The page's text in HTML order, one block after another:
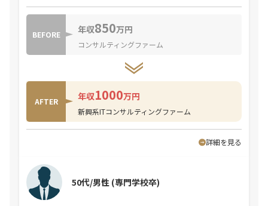
BEFORE 年収850万円
コンサルティングファーム
AFTER 年収1000万円
新興系ITコンサルティングファーム
詳細を見る
50代/男性 (専門学校卒)